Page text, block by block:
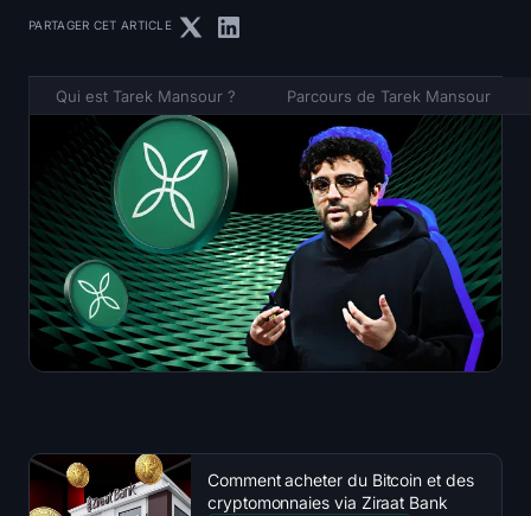
PARTAGER CET ARTICLE
‍Qui est Tarek Mansour ? Parcours de Tarek Mansour
Comment acheter du Bitcoin et des
cryptomonnaies via Ziraat Bank